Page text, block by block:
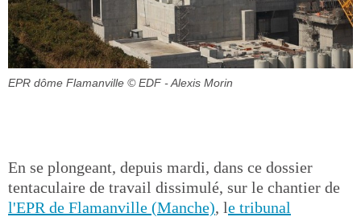
EPR dôme Flamanville © EDF - Alexis Morin
En se plongeant, depuis mardi, dans ce dossier
tentaculaire de travail dissimulé, sur le chantier de
l'EPR de Flamanville (Manche), le tribunal